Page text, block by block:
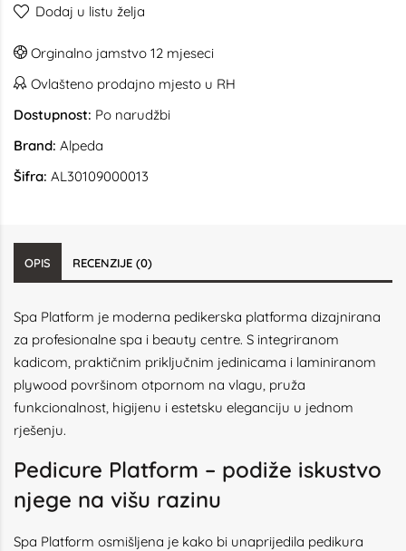
Dodaj u listu želja
Orginalno jamstvo 12 mjeseci
Ovlašteno prodajno mjesto u RH
Dostupnost: Po narudžbi
Brand: Alpeda
Šifra: AL30109000013
OPIS RECENZIJE (0)
Spa Platform je moderna pedikerska platforma dizajnirana
za profesionalne spa i beauty centre. S integriranom
kadicom, praktičnim priključnim jedinicama i laminiranom
plywood površinom otpornom na vlagu, pruža
funkcionalnost, higijenu i estetsku eleganciju u jednom
rješenju.
Pedicure Platform – podiže iskustvo
njege na višu razinu
Spa Platform osmišljena je kako bi unaprijedila pedikura